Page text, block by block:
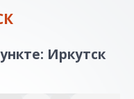
Иркутск